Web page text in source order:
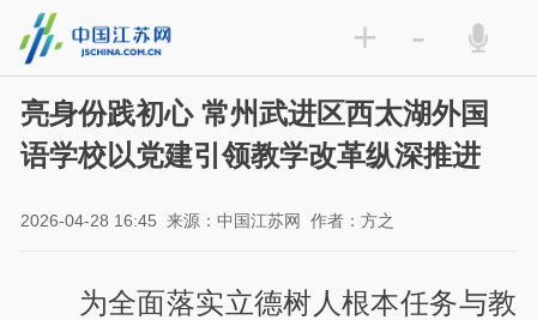
+ -
亮身份践初心 常州武进区西太湖外国
语学校以党建引领教学改革纵深推进
2026-04-28 16:45 来源：中国江苏网 作者：方之
为全面落实立德树人根本任务与教